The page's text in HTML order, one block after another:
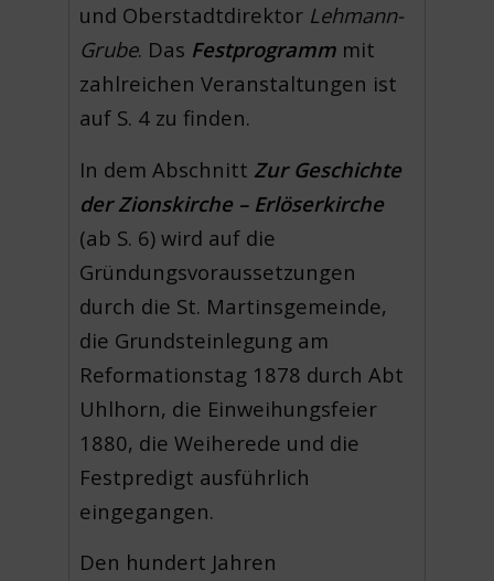
und Oberstadtdirektor Lehmann-
Grube. Das Festprogramm mit
zahlreichen Veranstaltungen ist
auf S. 4 zu finden.
In dem Abschnitt Zur Geschichte
der Zionskirche – Erlöserkirche
(ab S. 6) wird auf die
Gründungsvoraussetzungen
durch die St. Martinsgemeinde,
die Grundsteinlegung am
Reformationstag 1878 durch Abt
Uhlhorn, die Einweihungsfeier
1880, die Weiherede und die
Festpredigt ausführlich
eingegangen.
Den hundert Jahren